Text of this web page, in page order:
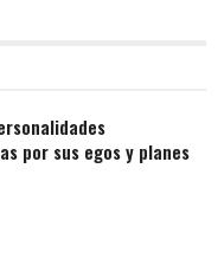
por sus egos y planes